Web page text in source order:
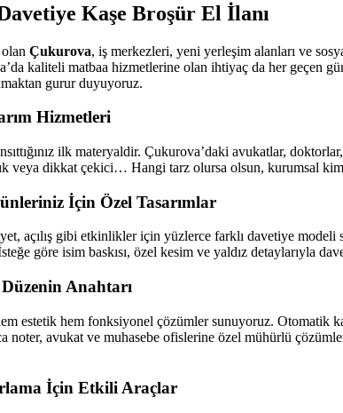
Kaşe Broşür El İlanı
Çukurova, iş merkezleri, yeni yerleşim alanları ve
kaliteli matbaa hizmetlerine olan ihtiyaç da her geçen
gurur duyuyoruz.
Hizmetleri
ilk materyaldir. Çukurova’daki avukatlar,
veya dikkat çekici… Hangi tarz olursa olsun, kurumsal
İçin Özel Tasarımlar
açılış gibi etkinlikler için yüzlerce farklı davetiye
göre isim baskısı, özel kesim ve yaldız detaylarıyla
Anahtarı
estetik hem fonksiyonel çözümler sunuyoruz. Otomatik
noter, avukat ve muhasebe ofislerine özel mühürlü
İçin Etkili Araçlar